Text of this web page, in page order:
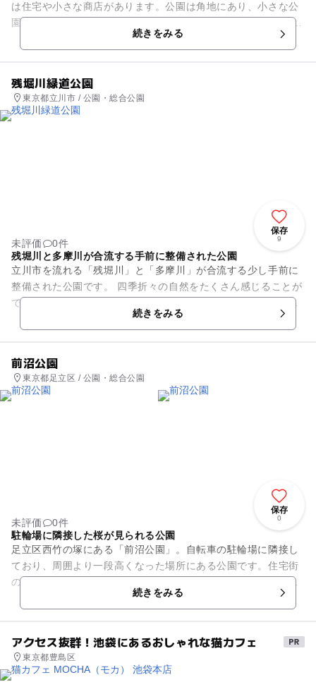
は住宅や小さな商店があります。公園は角地にあり、小さな公
園ながらも開放感があります。 公園内にはすべり台、砂場、鉄
続きをみる
残堀川緑道公園
東京都立川市 / 公園・総合公園
保存
9
未評価
0件
残堀川と多摩川が合流する手前に整備された公園
立川市を流れる「残堀川」と「多摩川」が合流する少し手前に
整備された公園です。 四季折々の自然をたくさん感じることが
できる公園で、春には桜、秋には紅葉が美しい公園です。遊具
続きをみる
前沼公園
東京都足立区 / 公園・総合公園
保存
0
未評価
0件
駐輪場に隣接した桜が見られる公園
足立区西竹の塚にある「前沼公園」。自転車の駐輪場に隣接し
ており、周囲より一段高くなった場所にある公園です。住宅街
の中にある割に広々とした敷地で、遊具はすべり台やブラン
コ、砂場、鉄棒、スプリング遊...
続きをみる
アクセス抜群！池袋にあるおしゃれな猫カフェ
東京都豊島区